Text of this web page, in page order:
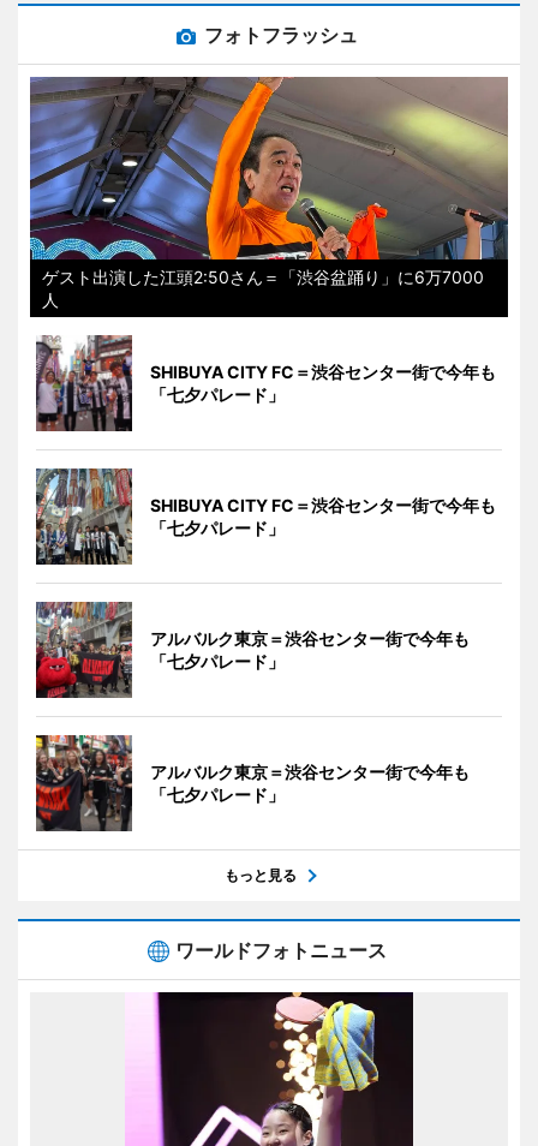
フォトフラッシュ
ゲスト出演した江頭2:50さん＝「渋谷盆踊り」に6万7000
人
SHIBUYA CITY FC＝渋谷センター街で今年も
「七夕パレード」
SHIBUYA CITY FC＝渋谷センター街で今年も
「七夕パレード」
アルバルク東京＝渋谷センター街で今年も
「七夕パレード」
アルバルク東京＝渋谷センター街で今年も
「七夕パレード」
もっと見る
ワールドフォトニュース